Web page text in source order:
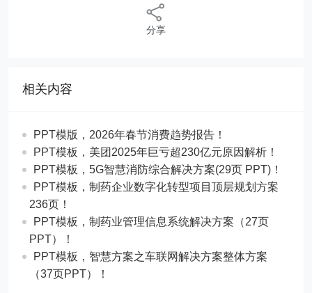
分享
相关内容
PPT模版，2026年春节消费趋势报告！
PPT模板，美团2025年巨亏超230亿元原因解析！
PPT模板，5G智慧消防综合解决方案(29页 PPT)！
PPT模板，制药企业数字化转型项目顶层规划方案
236页！
PPT模板，制药业管理信息系统解决方案（27页
PPT）！
PPT模板，智慧方案之车联网解决方案整体方案
（37页PPT）！